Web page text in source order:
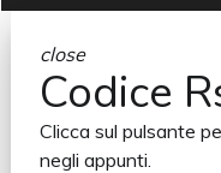
close
Codice
Clicca sul pulsante
negli appunti.